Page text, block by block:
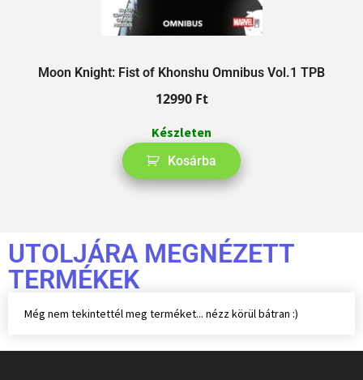
Moon Knight: Fist of Khonshu Omnibus Vol.1 TPB
12990 Ft
Készleten
Kosárba
UTOLJÁRA MEGNÉZETT
TERMÉKEK
Még nem tekintettél meg terméket... nézz körül bátran :)